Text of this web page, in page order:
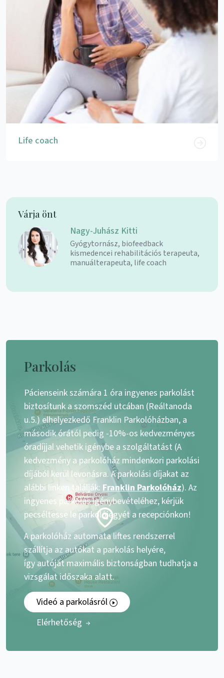
Life coach
Várja önt
Nagy-Juhász Kitti
Gyógytornász, biofeedback
kismedencei rehabilitációs terapeuta,
manuálterapeuta, life coach
Parkolás
Pácienseink számára 1 óra ingyenes parkolást
biztosítunk a szomszéd utcában (Reáltanoda
u.5.) elhelyezkedő Franklin Parkolóházban, a
második órától pedig -10%-os kedvezményes
óradíjjal vehetik igénybe a szolgáltatást (A
kedvezmény a parkolóház mindenkori parkolási
díjából kerül levonásra. A parkolási díjakat az
alábbi linken találják: Franklin Parkolóház). Az
ingyenes parkolás igénybevételéhez, kérjük
pecséltesse le parkolójegyét a recepciónkon!
A parkolóház automata liftes rendszerrel
szállítja az autókat a parkolás helyére,
így autóját maximális biztonságban tudhatja a
vizsgálat időszaka alatt.
Videó a parkolásról
Elérhetőség